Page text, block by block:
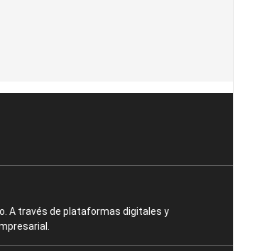
A través de plataformas digitales y